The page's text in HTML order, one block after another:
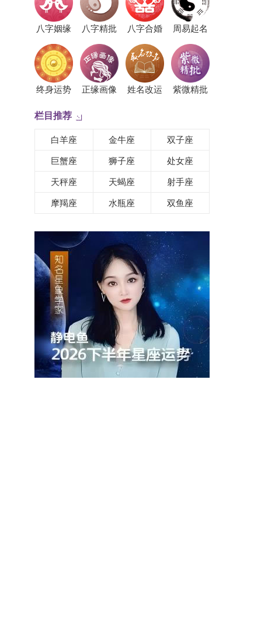
八字姻缘 八字精批 八字合婚 周易起名
终身运势 正缘画像 姓名改运 紫微精批
栏目推荐
白羊座 金牛座 双子座
巨蟹座 狮子座 处女座
天秤座 天蝎座 射手座
摩羯座 水瓶座 双鱼座